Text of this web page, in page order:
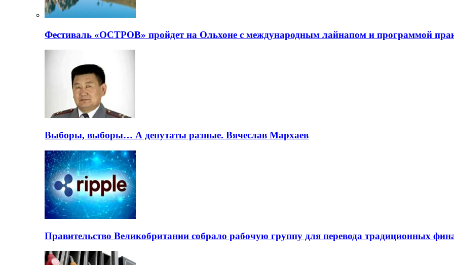
Фестиваль «ОСТРОВ» пройдет на Ольхоне с международным лайнапом и программой
Выборы, выборы… А депутаты разные. Вячеслав Мархаев
Правительство Великобритании собрало рабочую группу для перевода традиционных